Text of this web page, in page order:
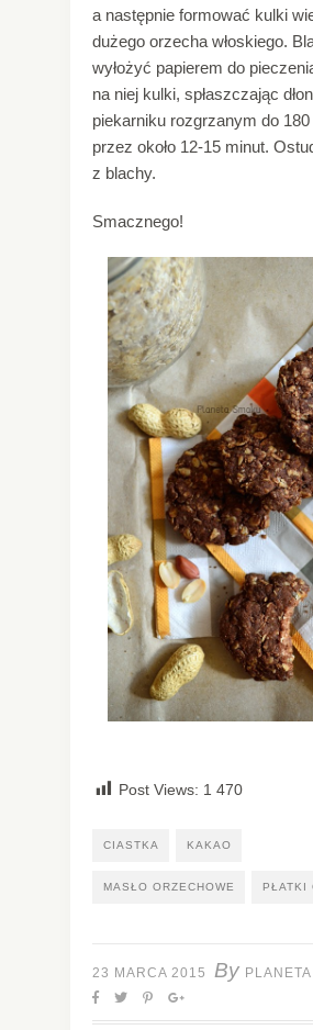
a następnie formować kulki
dużego orzecha włoskiego.
wyłożyć papierem do
na niej kulki, spłaszczając
piekarniku rozgrzanym do
przez około 12-15 minut.
z blachy.
Smacznego!
Post Views: 1 470
CIASTKA KAKAO
MASŁO ORZECHOWE PŁATKI
23 MARCA 2015 By